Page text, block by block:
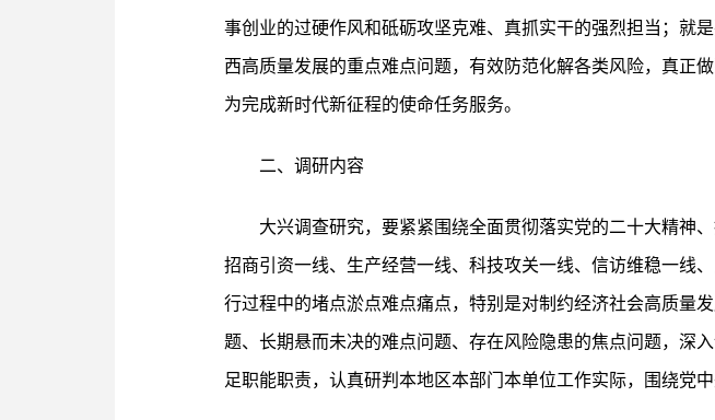
事创业的过硬作风和砥砺攻坚克难、真抓实干的强烈担当；就
西高质量发展的重点难点问题，有效防范化解各类风险，真正
为完成新时代新征程的使命任务服务。
二、调研内容
大兴调查研究，要紧紧围绕全面贯彻落实党的二十大精神
招商引资一线、生产经营一线、科技攻关一线、信访维稳一线
行过程中的堵点淤点难点痛点，特别是对制约经济社会高质量
题、长期悬而未决的难点问题、存在风险隐患的焦点问题，深
足职能职责，认真研判本地区本部门本单位工作实际，围绕党